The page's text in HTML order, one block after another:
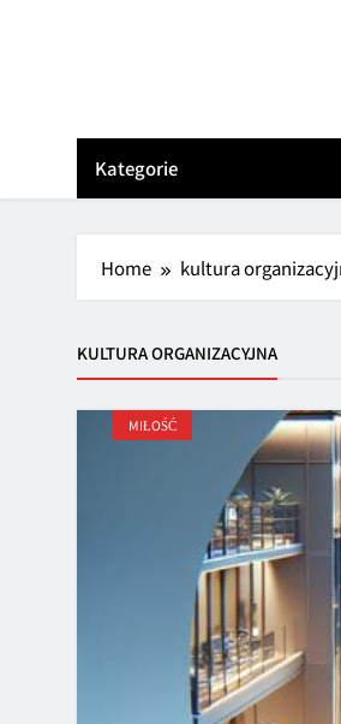
Kategorie
Home kultura
KULTURA ORGANIZACYJNA
MIŁOŚĆ